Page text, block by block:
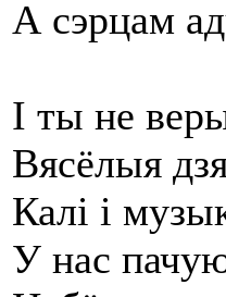
А сэрцам
І ты не
Вясёлыя
Калі і
У нас